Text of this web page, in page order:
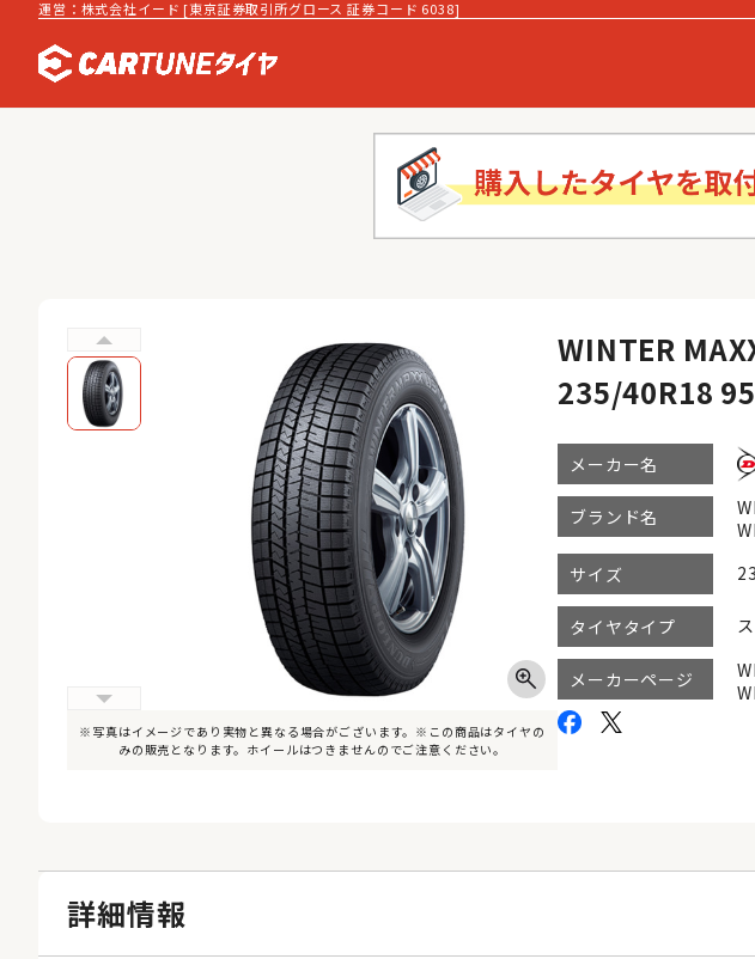
運営：株式会社イード [東京証券取引所グロース 証券コード 6038]
※写真はイメージであり実物と異なる場合がございます。※この商品はタイヤの
みの販売となります。ホイールはつきませんのでご注意ください。
WINTER
235/40R18
メーカー名
ブランド名
サイズ
タイヤタイプ
メーカーページ
詳細情報